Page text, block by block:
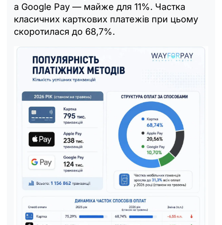
а Google Pay — майже для 11%. Частка
класичних карткових платежів при цьому
скоротилася до 68,7%.